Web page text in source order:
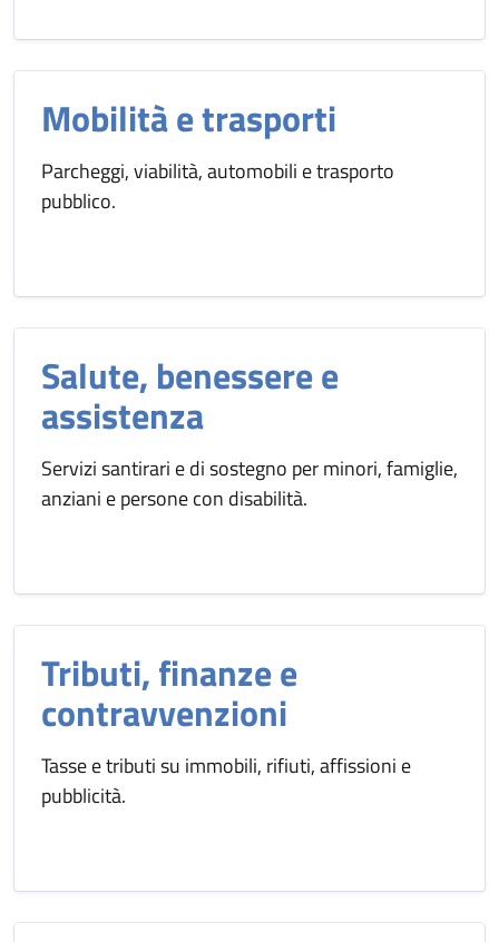
Mobilità e trasporti
Parcheggi, viabilità, automobili e trasporto
pubblico.
Salute, benessere e
assistenza
Servizi santirari e di sostegno per minori, famiglie,
anziani e persone con disabilità.
Tributi, finanze e
contravvenzioni
Tasse e tributi su immobili, rifiuti, affissioni e
pubblicità.